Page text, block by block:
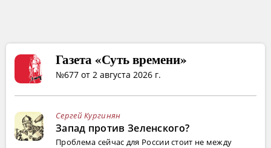
Газета «Суть времени»
№677 от 2 августа 2026 г.
Сергей Кургинян
Запад против Зеленского?
Проблема сейчас для России стоит не между